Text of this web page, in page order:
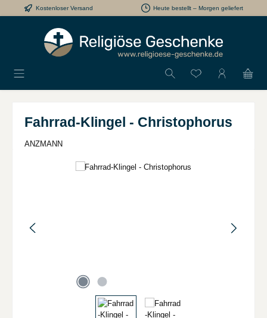
Zum Hauptinhalt springen
Kostenloser Versand Heute bestellt – Morgen geliefert
Du hast 0
Fahrrad-Klingel - Christophorus
ANZMANN
Bildergalerie überspringen